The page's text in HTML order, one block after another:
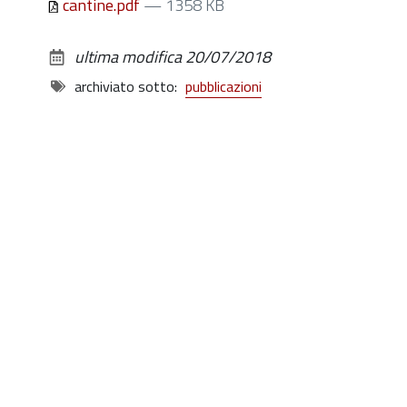
cantine.pdf— 1358 KB
ultima modifica20/07/2018
archiviato sotto: pubblicazioni